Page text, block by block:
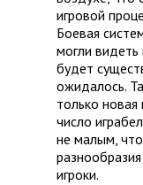
игровой
Боевая
могли
будет
ожидалось.
только новая
число
не малым,
игроки.